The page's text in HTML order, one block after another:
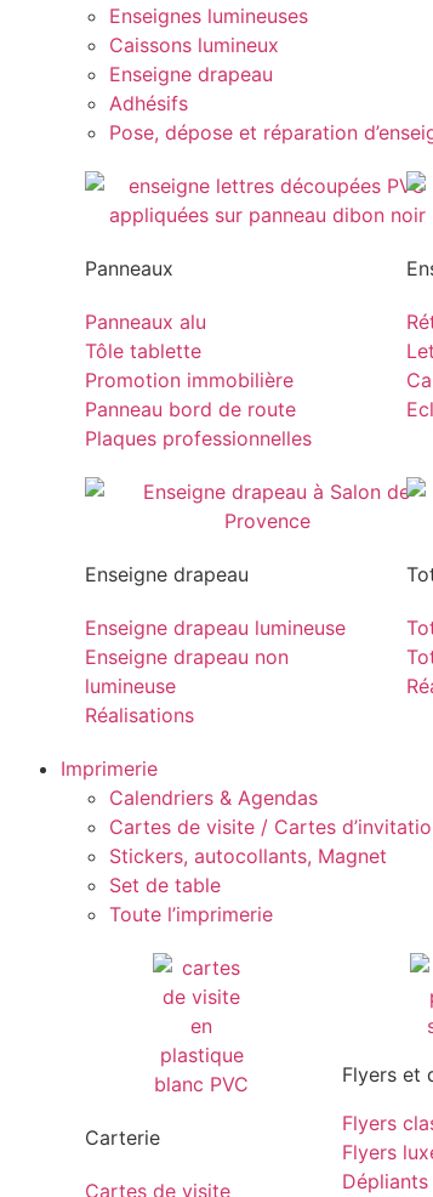
Enseignes lumineuses
Caissons lumineux
Enseigne drapeau
Adhésifs
Pose, dépose et réparation
Panneaux
Panneaux alu
Tôle tablette
Promotion immobilière
Panneau bord de route
Plaques professionnelles
Enseigne drapeau
Enseigne drapeau lumineuse
Enseigne drapeau non
lumineuse
Réalisations
Imprimerie
Calendriers & Agendas
Cartes de visite / Cartes
Stickers, autocollants, Magnet
Set de table
Toute l’imprimerie
Carterie
Cartes de visite
Flyers et
Flyers
Flyers
Dépliants